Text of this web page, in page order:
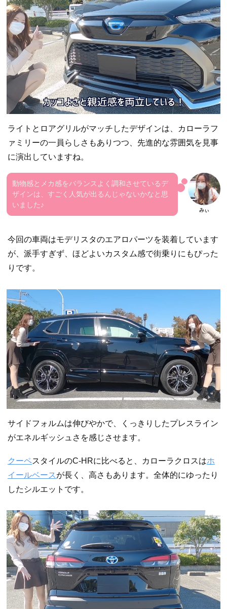
ライトとロアグリルがマッチしたデザインは、カローラフ
ァミリーの一員らしさもありつつ、先進的な雰囲気を見事
に演出していますね。
動物感とメカ感をバランスよく調和させているデ
ザインは、すごく人気が出るんじゃないかなと思
いました♪
今回の車両はモデリスタのエアロパーツを装着しています
が、派手すぎず、ほどよいカスタム感で街乗りにもぴった
りです。
サイドフォルムは伸びやかで、くっきりしたプレスライン
がエネルギッシュさを感じさせます。
クーペスタイルのC-HRに比べると、カローラクロスはホ
イールベース が長く、高さもあります。全体的にゆったり
したシルエットです。